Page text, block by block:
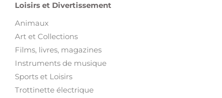
Loisirs et Divertissement
Animaux
Art et Collections
Films, livres, magazines
Instruments de musique
Sports et Loisirs
Trottinette électrique